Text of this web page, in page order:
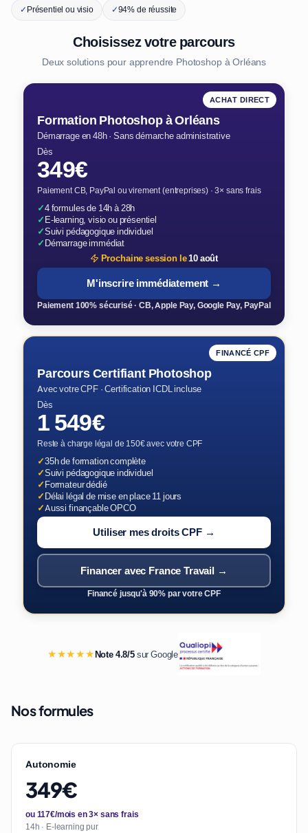
✓Présentiel ou visio ✓94% de réussite
Choisissez votre parcours
Deux solutions pour apprendre Photoshop à Orléans
ACHAT DIRECT
Formation Photoshop à Orléans
Démarrage en 48h · Sans démarche administrative
Dès
349€
Paiement CB, PayPal ou virement (entreprises) · 3× sans frais
✓4 formules de 14h à 28h
✓E-learning, visio ou présentiel
✓Suivi pédagogique individuel
✓Démarrage immédiat
Prochaine session le10 août
M'inscrire immédiatement →
Paiement 100% sécurisé · CB, Apple Pay, Google Pay, PayPal
FINANCÉ CPF
Parcours Certifiant Photoshop
Avec votre CPF · Certification ICDL incluse
Dès
1 549€
Reste à charge légal de 150€ avec votre CPF
✓35h de formation complète
✓Suivi pédagogique individuel
✓Formateur dédié
✓Délai légal de mise en place 11 jours
✓Aussi finançable OPCO
Utiliser mes droits CPF →
Financer avec France Travail →
Financé jusqu'à 90% par votre CPF
★★★★★Note 4.8/5sur Google
Nos formules
Autonomie
349€
ou 117€/mois en 3× sans frais
14h · E-learning pur